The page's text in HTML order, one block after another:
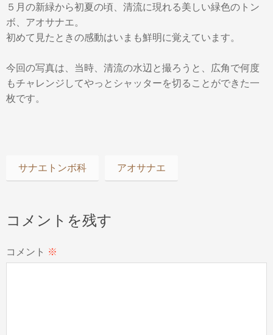
５月の新緑から初夏の頃、清流に現れる美しい緑色のトン
ボ、アオサナエ。
初めて見たときの感動はいまも鮮明に覚えています。
今回の写真は、当時、清流の水辺と撮ろうと、広角で何度
もチャレンジしてやっとシャッターを切ることができた一
枚です。
サナエトンボ科 アオサナエ
コメントを残す
コメント ※